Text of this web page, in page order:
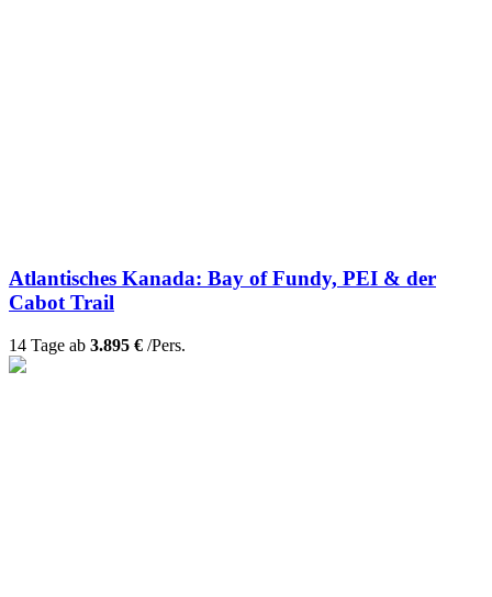
Atlantisches Kanada: Bay of Fundy, PEI & der
Cabot Trail
14 Tage ab 3.895 € /Pers.